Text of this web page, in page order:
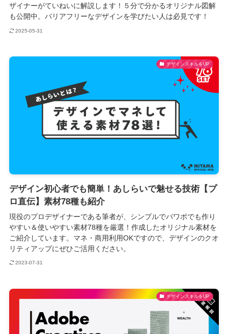
ザイナーがていねいに解説します！５分で分かるオリジナル図解
も公開中。バリアフリーなデザインを学びたい人は必見です！
2025-05-31
デザインスキルをUP
デザイン初心者でも簡単！あしらいで魅せる技術【プ
ロ直伝】素材78種も紹介
現役のプロデザイナーである筆者が、シンプルでパワポでも作り
やすい＆使いやすい素材78種を厳選！作成したオリジナル素材を
ご紹介しています。マネ・商用利用OKですので、デザインのクオ
リティアップにぜひご活用ください。
2023-07-31
デザインスキルをUP